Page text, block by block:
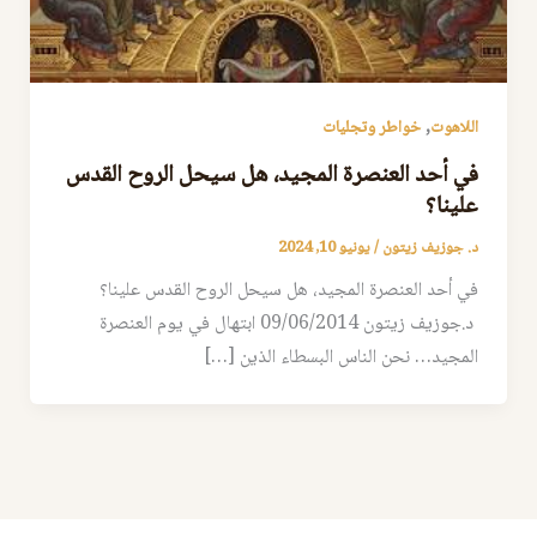
اللاهوت,خواطر وتجليات
في أحد العنصرة المجيد، هل سيحل الروح القدس
علينا؟
د. جوزيف زيتون/يونيو 10, 2024
في أحد العنصرة المجيد، هل سيحل الروح القدس علينا؟
د.جوزيف زيتون 09/06/2014 ابتهال في يوم العنصرة
المجيد… نحن الناس البسطاء الذين […]